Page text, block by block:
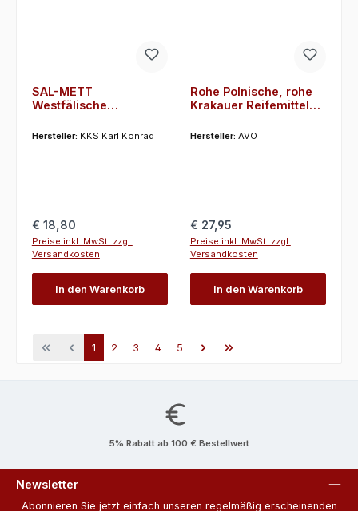
SAL-METT
Westfälische
Gewürzpräparat für die
Hersteller: KKS Karl Konrad
Regulärer Preis:
€ 18,80
Preise inkl. MwSt. zzgl.
Versandkosten
In den Warenkorb
Rohe Polnische, rohe
Krakauer Reifemittel
Hersteller: AVO
Regulärer Preis:
€ 27,95
Preise inkl. MwSt. zzgl.
Versandkosten
In den Warenkorb
Seite
1 Seite
2 Seite
3 Seite
4 Seite
5
5% Rabatt ab 100 € Bestellwert
Newsletter
Abonnieren Sie jetzt einfach unseren regelmäßig erscheinenden